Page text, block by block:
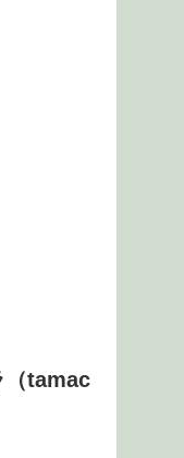
（tamac